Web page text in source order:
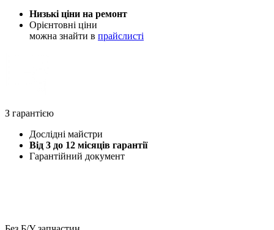
Низькі ціни на ремонт
Орієнтовні ціни
можна знайти в прайслисті
З гарантією
Дослідні майстри
Від 3 до 12 місяців гарантії
Гарантійний документ